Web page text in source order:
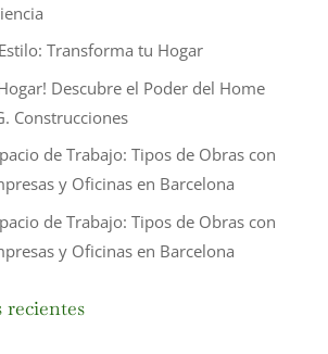
Transforma tu Hogar
Descubre el Poder del Home
Construcciones
de Trabajo: Tipos de Obras con
y Oficinas en Barcelona
de Trabajo: Tipos de Obras con
y Oficinas en Barcelona
recientes